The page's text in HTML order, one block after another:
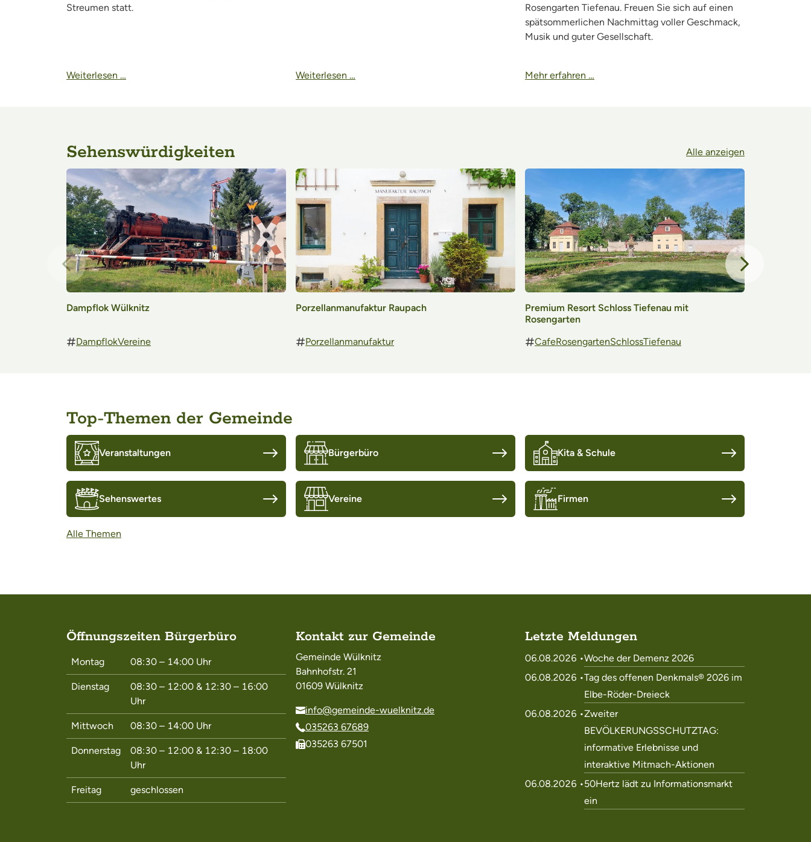
Streumen statt.
Weiterlesen … Weiterlesen …
Rosengarten Tiefenau. Freuen Sie sich auf einen
spätsommerlichen Nachmittag voller Geschmack,
Musik und guter Gesellschaft.
Mehr erfahren …
Sehenswürdigkeiten Alle anzeigen
Dampflok Wülknitz
DampflokVereine
Porzellanmanufaktur Raupach
Porzellanmanufaktur
Premium Resort Schloss Tiefenau mit
Rosengarten
CafeRosengartenSchlossTiefenau
Vorheriger Eintrag Nächster
Top-Themen der Gemeinde
Veranstaltungen Bürgerbüro Kita & Schule
Sehenswertes Vereine Firmen
Alle Themen
Letzte Meldungen
06.08.2026 •Woche der Demenz 2026
06.08.2026 •Tag des offenen Denkmals® 2026 im
Elbe-Röder-Dreieck
06.08.2026 •Zweiter
BEVÖLKERUNGSSCHUTZTAG:
informative Erlebnisse und
interaktive Mitmach-Aktionen
06.08.2026 •50Hertz lädt zu Informationsmarkt
ein
Kontakt zur Gemeinde
Gemeinde Wülknitz
Bahnhofstr. 21
01609 Wülknitz
info@gemeinde-wuelknitz.de
035263 67689
035263 67501
Öffnungszeiten Bürgerbüro
Montag 08:30 – 14:00 Uhr
Dienstag 08:30 – 12:00 & 12:30 – 16:00
Uhr
Mittwoch 08:30 – 14:00 Uhr
Donnerstag 08:30 – 12:00 & 12:30 – 18:00
Uhr
Freitag geschlossen